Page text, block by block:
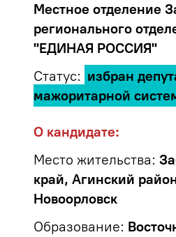
Местное отделение
регионального
"ЕДИНАЯ РОССИЯ"
Статус: избран
мажоритарной
О кандидате:
Место жительства:
край, Агинский
Новоорловск
Образование: